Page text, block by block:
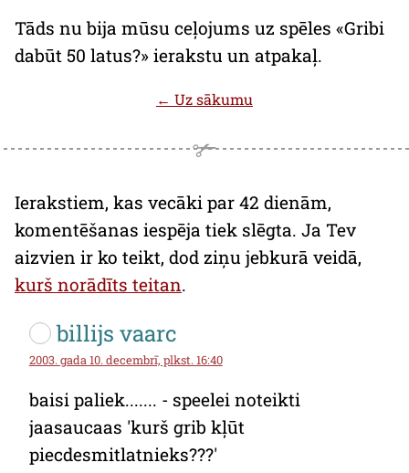
Tāds nu bija mūsu ceļojums uz spēles «Gribi
dabūt 50 latus?» ierakstu un atpakaļ.
← Uz sākumu
Ierakstiem, kas vecāki par 42 dienām,
komentēšanas iespēja tiek slēgta. Ja Tev
aizvien ir ko teikt, dod ziņu jebkurā veidā,
kurš norādīts teitan.
billijs vaarc
2003. gada 10. decembrī, plkst. 16:40
baisi paliek....... - speelei noteikti
jaasaucaas 'kurš grib kļūt
piecdesmitlatnieks???'